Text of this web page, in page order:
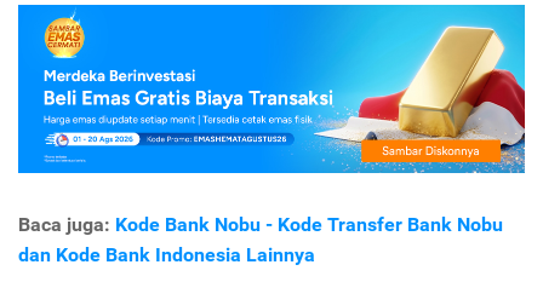
Baca juga: Kode Bank Nobu - Kode Transfer Bank Nobu
dan Kode Bank Indonesia Lainnya